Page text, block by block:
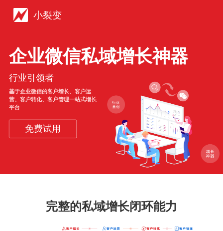
小裂变
企业微信私域增长神器
行业引领者
基于企业微信的客户增长、客户运
营、客户转化、客户管理一站式增长
平台
免费试用
完整的私域增长闭环能力